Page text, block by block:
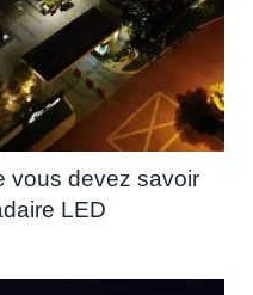
vous devez savoir
LED